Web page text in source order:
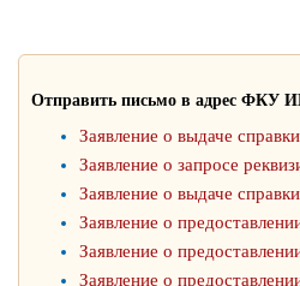
Отправить письмо в адрес ФКУ
Заявление о выдаче
Заявление о запросе
Заявление о выдаче
Заявление о
Заявление о
Заявление о